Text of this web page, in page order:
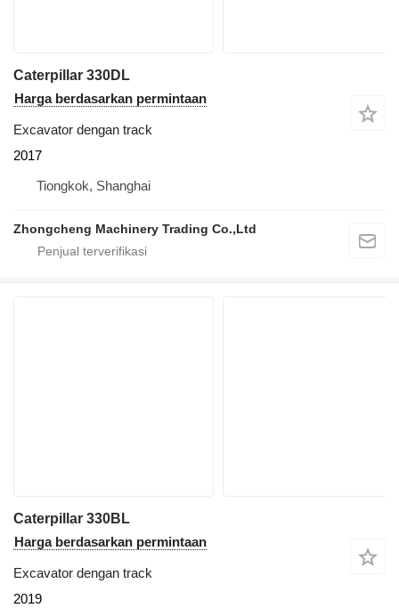
Caterpillar 330DL
Harga berdasarkan permintaan
Excavator dengan track
2017
Tiongkok, Shanghai
Zhongcheng Machinery Trading Co.,Ltd
Caterpillar 330BL
Harga berdasarkan permintaan
Excavator dengan track
2019